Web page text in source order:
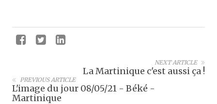
NEXT ARTICLE
La Martinique c'est aussi ça !
PREVIOUS ARTICLE
L'image du jour 08/05/21 - Béké -
Martinique